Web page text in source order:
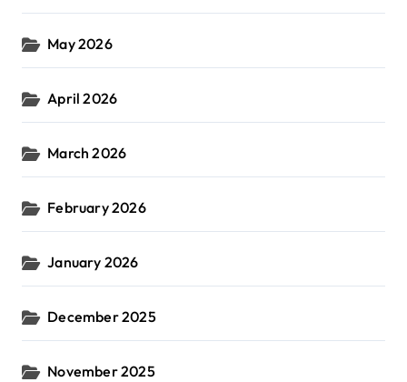
May 2026
April 2026
March 2026
February 2026
January 2026
December 2025
November 2025